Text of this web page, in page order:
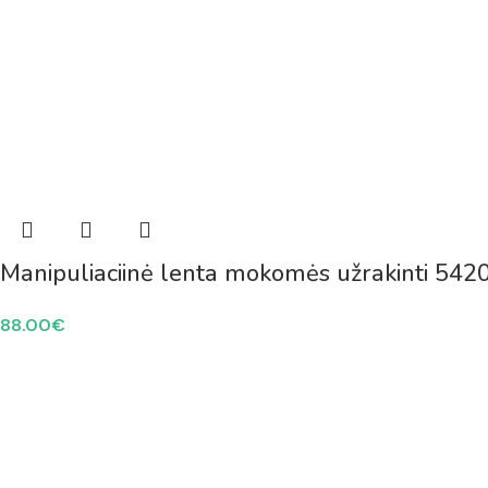
Manipuliaciinė lenta mokomės užrakinti
88.00€